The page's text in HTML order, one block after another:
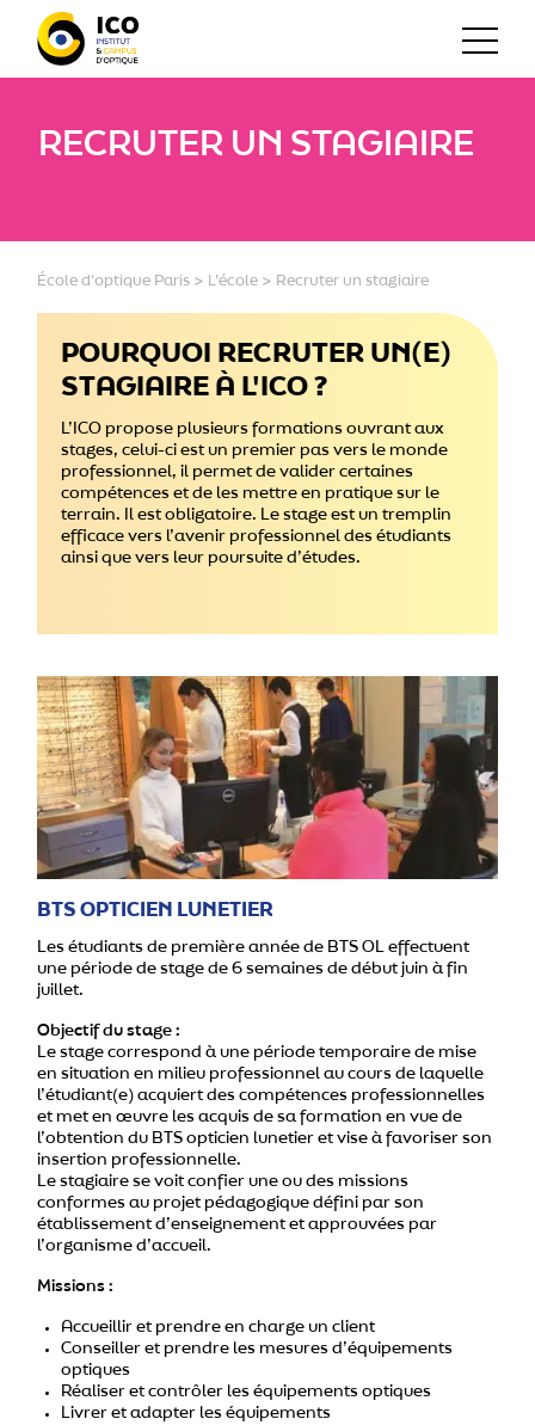
RECRUTER UN STAGIAIRE
École d'optique Paris > L’école > Recruter un stagiaire
POURQUOI RECRUTER UN(E)
STAGIAIRE À L'ICO ?
L’ICO propose plusieurs formations ouvrant aux
stages, celui-ci est un premier pas vers le monde
professionnel, il permet de valider certaines
compétences et de les mettre en pratique sur le
terrain. Il est obligatoire. Le stage est un tremplin
efficace vers l’avenir professionnel des étudiants
ainsi que vers leur poursuite d’études.
BTS OPTICIEN LUNETIER
Les étudiants de première année de BTS OL effectuent
une période de stage de 6 semaines de début juin à fin
juillet.
Objectif du stage :
Le stage correspond à une période temporaire de mise
en situation en milieu professionnel au cours de laquelle
l’étudiant(e) acquiert des compétences professionnelles
et met en œuvre les acquis de sa formation en vue de
l’obtention du BTS opticien lunetier et vise à favoriser son
insertion professionnelle.
Le stagiaire se voit confier une ou des missions
conformes au projet pédagogique défini par son
établissement d’enseignement et approuvées par
l’organisme d’accueil.
Missions :
Accueillir et prendre en charge un client
Conseiller et prendre les mesures d’équipements
optiques
Réaliser et contrôler les équipements optiques
Livrer et adapter les équipements